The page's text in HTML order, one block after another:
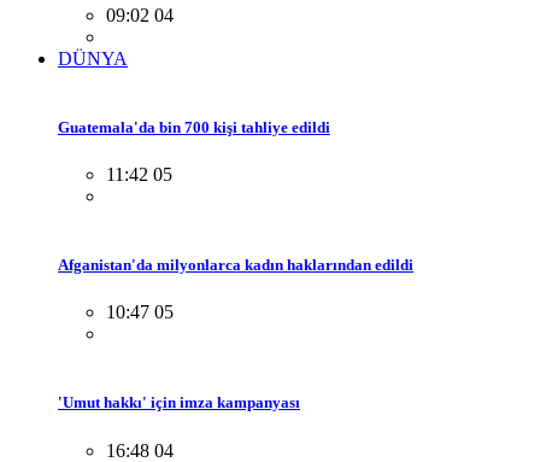
09:02 04
DÜNYA
Guatemala'da bin 700 kişi tahliye edildi
11:42 05
Afganistan'da milyonlarca kadın haklarından edildi
10:47 05
'Umut hakkı' için imza kampanyası
16:48 04